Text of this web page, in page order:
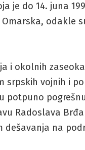
je do 14. juna
odakle
i okolnih
srpskih vojnih i
Radoslava
dešavanja na